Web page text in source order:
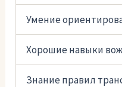
Умение
Хорошие навыки
Знание правил